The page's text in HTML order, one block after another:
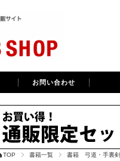
お問い合わせ
TOP 書籍一覧 書籍 弓道・手裏剣